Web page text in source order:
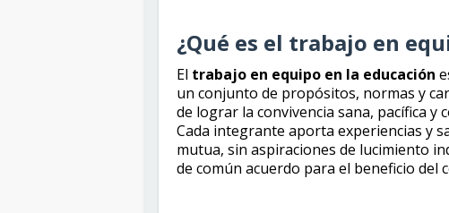
¿Qué es el trabajo en
El trabajo en equipo en la educación
un conjunto de propósitos, normas y
de lograr la convivencia sana, pacífica
Cada integrante aporta experiencias y
mutua, sin aspiraciones de lucimiento
de común acuerdo para el beneficio del